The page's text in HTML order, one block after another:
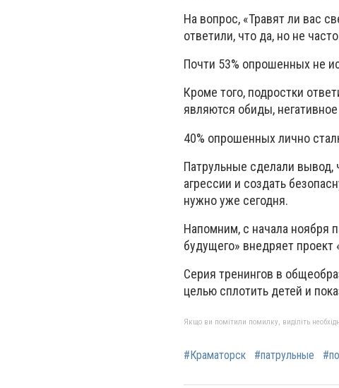
На вопрос, «Травят ли вас
ответили, что да, но не
Почти 53% опрошенных не
Кроме того, подростки
являются обиды,
40% опрошенных лично
Патрульные сделали вывод,
агрессии и создать
нужно уже сегодня.
Напомним, с начала ноября
будущего» внедряет
Серия тренингов в
целью сплотить детей и
Якщо ви помітили помилку, виділіть
#Краматорск #патрульные